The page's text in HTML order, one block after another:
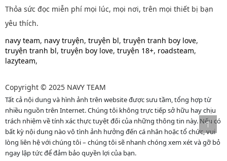
Thỏa sức đọc miễn phí mọi lúc, mọi nơi, trên mọi thiết bị bạn
yêu thích.
navy team, navy truyện, truyện bl, truyện tranh boy love,
truyện tranh bl, truyện boy love, truyện 18+, roadsteam,
lazyteam,
Copyright © 2025 NAVY TEAM
Tất cả nội dung và hình ảnh trên website được sưu tầm, tổng hợp từ
nhiều nguồn trên Internet. Chúng tôi không trực tiếp sở hữu hay chịu
trách nhiệm về tính xác thực tuyệt đối của những thông tin này. Nếu có
bất kỳ nội dung nào vô tình ảnh hưởng đến cá nhân hoặc tổ chức, vui
lòng liên hệ với chúng tôi – chúng tôi sẽ nhanh chóng xem xét và gỡ bỏ
ngay lập tức để đảm bảo quyền lợi của bạn.